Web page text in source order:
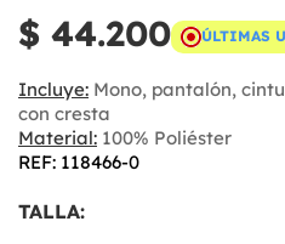
$ 44.200 ÚLTIMAS
Incluye: Mono, pantalón,
con cresta
Material: 100% Poliéster
REF: 118466-0
TALLA: